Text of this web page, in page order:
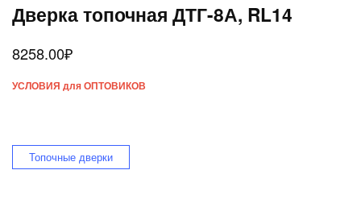
Дверка топочная ДТГ-8А, RL14
8258.00₽
УСЛОВИЯ для ОПТОВИКОВ
Топочные дверки